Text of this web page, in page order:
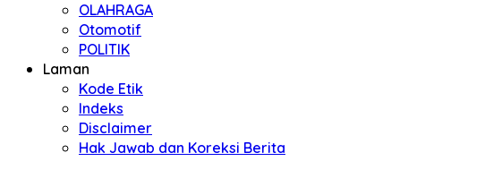
OLAHRAGA
Otomotif
POLITIK
Laman
Kode Etik
Indeks
Disclaimer
Hak Jawab dan Koreksi Berita